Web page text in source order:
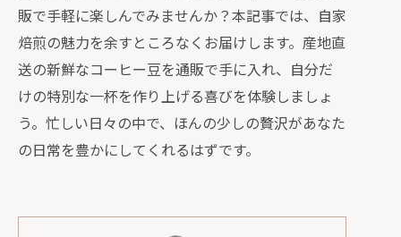
販で手軽に楽しんでみませんか？本記事では、自家
焙煎の魅力を余すところなくお届けします。産地直
送の新鮮なコーヒー豆を通販で手に入れ、自分だ
けの特別な一杯を作り上げる喜びを体験しましょ
う。忙しい日々の中で、ほんの少しの贅沢があなた
の日常を豊かにしてくれるはずです。